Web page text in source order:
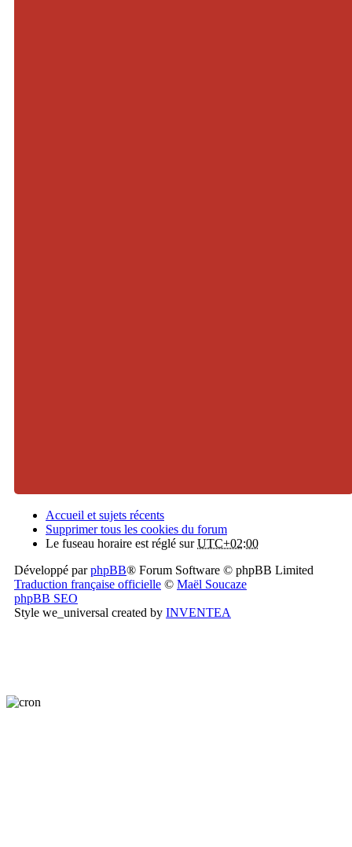
Accueil et sujets récents
Supprimer tous les cookies du forum
Le fuseau horaire est réglé surUTC+02:00
Développé parphpBB® Forum Software © phpBB Limited
Traduction française officielle © Maël Soucaze
phpBB SEO
Style we_universal created by INVENTEA